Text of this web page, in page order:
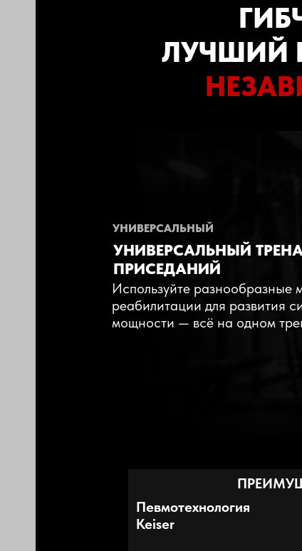
ЛУЧШИЙ
УНИВЕРСАЛЬНЫЙ
ПРИСЕДАНИЙ
УНИВЕРСАЛЬНЫЙ
Используйте разнообразные
реабилитации для развития
мощности — всё на одном
Певмотехнология
Keiser